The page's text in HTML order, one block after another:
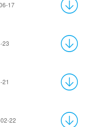
17
23
21
22